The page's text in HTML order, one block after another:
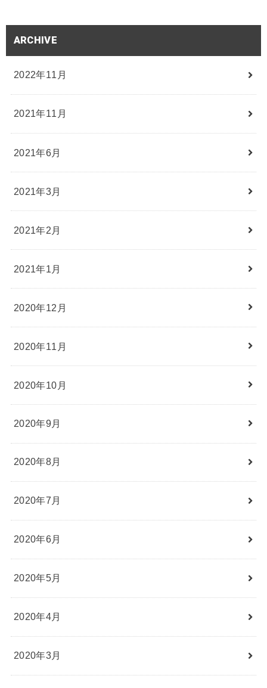
ARCHIVE
2022年11月
2021年11月
2021年6月
2021年3月
2021年2月
2021年1月
2020年12月
2020年11月
2020年10月
2020年9月
2020年8月
2020年7月
2020年6月
2020年5月
2020年4月
2020年3月